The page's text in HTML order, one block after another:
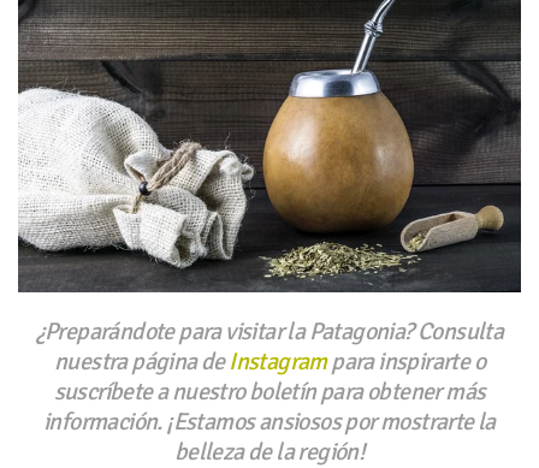
¿Preparándote para visitar la Patagonia? Consulta
nuestra página deInstagrampara inspirarte o
suscríbete a nuestro boletín para obtener más
información. ¡Estamos ansiosos por mostrarte la
belleza de la región!